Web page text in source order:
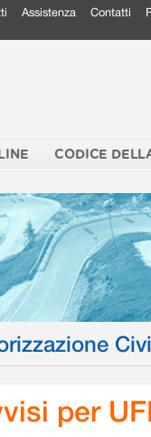
Assistenza Contatti
CODICE
per